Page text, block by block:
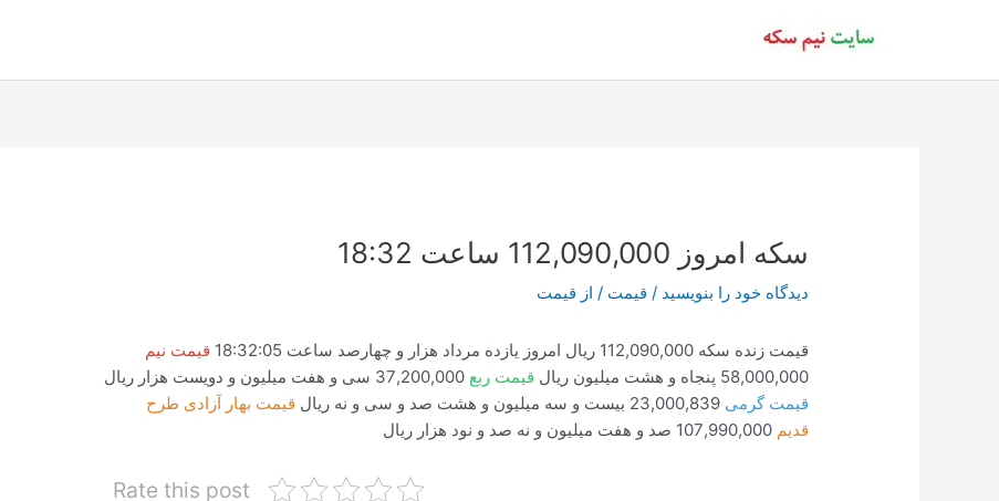
سکه امروز 112,090,000 ساعت 18:32
دیدگاه‌ خود را بنویسید / قیمت / از قیمت
قیمت زنده سکه 112,090,000 ریال امروز یازده مرداد هزار و چهارصد ساعت 18:32:05
قیمت نیم
58,000,000 پنجاه و هشت میلیون ریال
قیمت ربع37,200,000 سی و هفت میلیون و دویست هزار ریال
قیمت گرمی23,000,839 بیست و سه میلیون و هشت صد و سی و نه ریال
قیمت بهار آزادی طرح
قدیم107,990,000 صد و هفت میلیون و نه صد و نود هزار ریال
Rate this post